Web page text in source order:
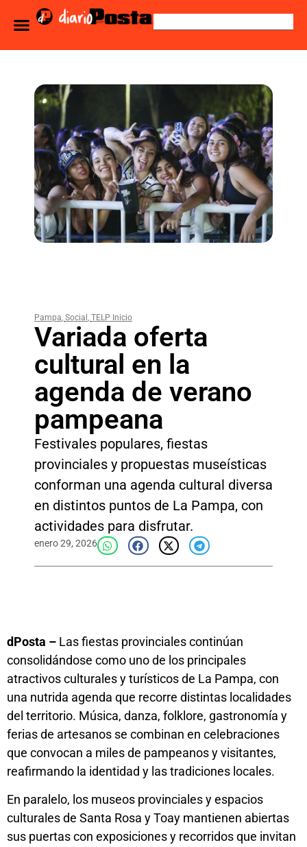
Pampa, Social , TELP Inicio
Variada oferta
cultural en la
agenda de verano
pampeana
Festivales populares, fiestas
provinciales y propuestas museísticas
conforman una agenda cultural diversa
en distintos puntos de La Pampa, con
actividades para disfrutar.
enero 29, 2026
dPosta – Las fiestas provinciales continúan
consolidándose como uno de los principales
atractivos culturales y turísticos de La Pampa, con
una nutrida agenda que recorre distintas localidades
del territorio. Música, danza, folklore, gastronomía y
ferias de artesanos se combinan en celebraciones
que convocan a miles de pampeanos y visitantes,
reafirmando la identidad y las tradiciones locales.
En paralelo, los museos provinciales y espacios
culturales de Santa Rosa y Toay mantienen abiertas
sus puertas con exposiciones y recorridos que invitan